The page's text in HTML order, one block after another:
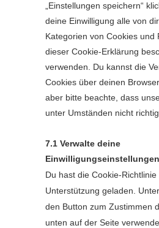
„Einstellungen speichern“
deine Einwilligung alle von
Kategorien von Cookies und
dieser Cookie-Erklärung
verwenden. Du kannst die
Cookies über deinen
aber bitte beachte, dass
unter Umständen nicht
7.1 Verwalte deine
Einwilligungseinstellungen
Du hast die Cookie-
Unterstützung geladen.
den Button zum Zustimmen
unten auf der Seite